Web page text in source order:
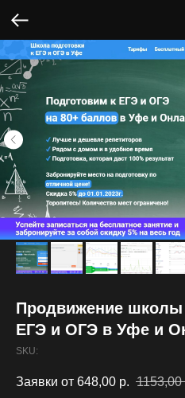
Продвижение школы
ЕГЭ и ОГЭ в Уфе и
SKU:
Заявки от 648,00 р. 1153,00